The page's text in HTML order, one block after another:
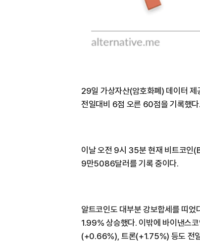
29일 가상자산(암호화폐) 데이터 제
전일대비 6점 오른 60점을 기록했다.
이날 오전 9시 35분 현재 비트코인
9만5086달러를 기록 중이다.
알트코인도 대부분 강보합세를 띠
1.99% 상승했다. 이밖에 바이낸
(+0.66%), 트론(+1.75%) 등도 전